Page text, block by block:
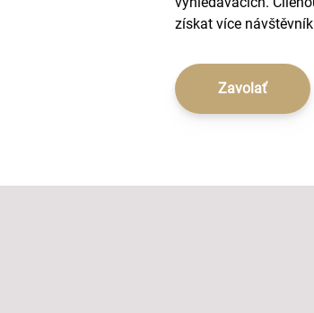
získat více
Zavolať